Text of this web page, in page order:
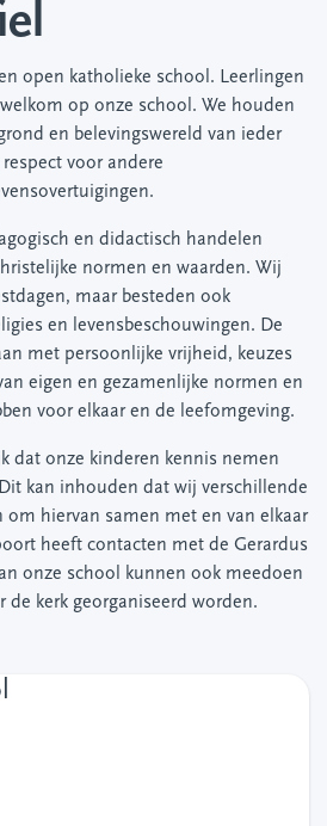
open katholieke school. Leerlingen
op onze school. We houden
en belevingswereld van ieder
voor andere
en didactisch handelen
normen en waarden. Wij
maar besteden ook
en levensbeschouwingen. De
met persoonlijke vrijheid, keuzes
eigen en gezamenlijke normen en
voor elkaar en de leefomgeving.
dat onze kinderen kennis nemen
kan inhouden dat wij verschillende
om hiervan samen met en van elkaar
heeft contacten met de Gerardus
onze school kunnen ook meedoen
kerk georganiseerd worden.